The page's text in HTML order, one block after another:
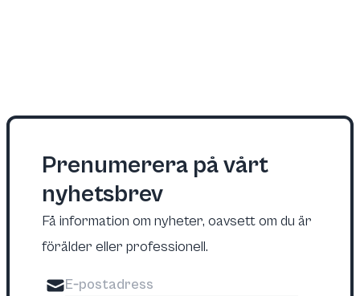
Prenumerera på vårt
nyhetsbrev
Få information om nyheter, oavsett om du är
förälder eller professionell.